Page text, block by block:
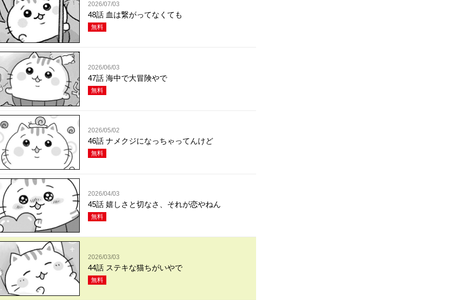
2026/07/03
48話 血は繋がってなくても
無料
2026/06/03
47話 海中で大冒険やで
無料
2026/05/02
46話 ナメクジになっちゃってんけど
無料
2026/04/03
45話 嬉しさと切なさ、それが恋やねん
無料
2026/03/03
44話 ステキな猫ちがいやで
無料